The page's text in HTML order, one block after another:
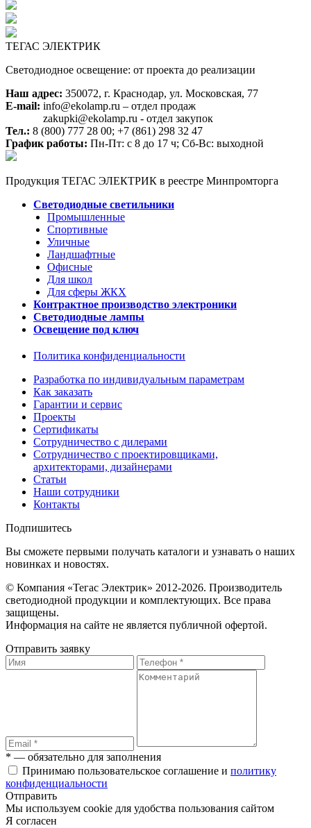
ТЕГАС ЭЛЕКТРИК
Светодиодное освещение: от проекта до реализации
Наш адрес: 350072, г. Краснодар, ул. Московская, 77
E-mail: info@ekolamp.ru – отдел продаж
zakupki@ekolamp.ru - отдел закупок
Тел.: 8 (800) 777 28 00; +7 (861) 298 32 47
График работы: Пн-Пт: с 8 до 17 ч; Сб-Вс: выходной
Продукция ТЕГАС ЭЛЕКТРИК в реестре Минпромторга
Светодиодные светильники
Промышленные
Спортивные
Уличные
Ландшафтные
Офисные
Для школ
Для сферы ЖКХ
Контрактное производство электроники
Светодиодные лампы
Освещение под ключ
Политика конфиденциальности
Разработка по индивидуальным параметрам
Как заказать
Гарантии и сервис
Проекты
Сертификаты
Сотрудничество с дилерами
Сотрудничество с проектировщиками,
архитекторами, дизайнерами
Статьи
Наши сотрудники
Контакты
Подпишитесь
Вы сможете первыми получать каталоги и узнавать о наших
новинках и новостях.
© Компания «Тегас Электрик» 2012-2026. Производитель
светодиодной продукции и комплектующих. Все права
защищены.
Информация на сайте не является публичной офертой.
Отправить заявку
* — обязательно для заполнения
Принимаю пользовательское соглашение и политику
конфиденциальности
Отправить
Мы используем cookie для удобства пользования сайтом
Я согласен